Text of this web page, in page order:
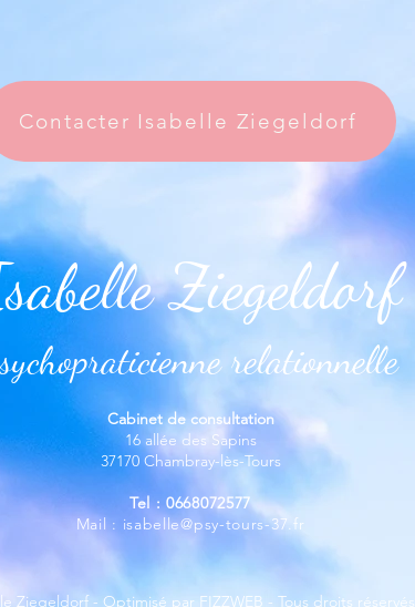
Contacter Isabelle Ziegeldorf
Ziegeldorf
relationnelle
Cabinet de consultation
16 allée des Sapins
37170 Chambray-lès-Tours
Tel : 0668072577
Mail : isabelle@psy-tours-37.fr
Ziegeldorf - Optimisé par FIZZWEB - Tous droits réservés,